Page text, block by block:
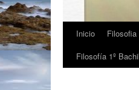
Inicio Filosofia
Filosofía 1º